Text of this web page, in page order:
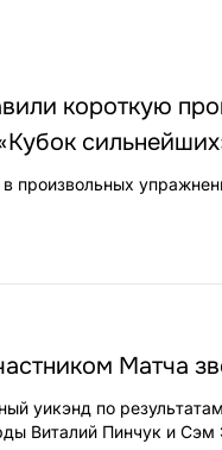
короткую
произвольных
Матча
уикэнд по
Виталий Пинчук и Сэм